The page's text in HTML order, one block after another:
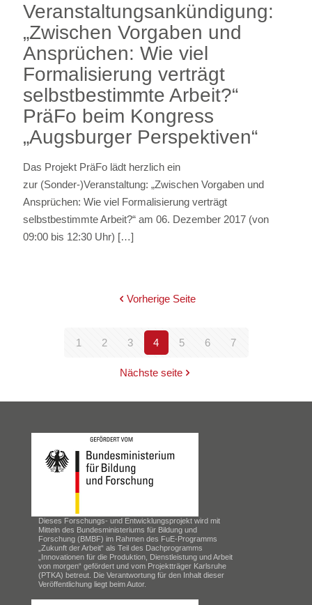
Veranstaltungsankündigung:
„Zwischen Vorgaben und
Ansprüchen: Wie viel
Formalisierung verträgt
selbstbestimmte Arbeit?“
PräFo beim Kongress
„Augsburger Perspektiven“
Das Projekt PräFo lädt herzlich ein
zur (Sonder-)Veranstaltung: „Zwischen Vorgaben und
Ansprüchen: Wie viel Formalisierung verträgt
selbstbestimmte Arbeit?“ am 06. Dezember 2017 (von
09:00 bis 12:30 Uhr) […]
Vorherige Seite
1 2 3 4 5 6 7
Nächste seite
Dieses Forschungs- und Entwicklungsprojekt wird mit
Mitteln des Bundesministeriums für Bildung und
Forschung (BMBF) im Rahmen des FuE-Programms
„Zukunft der Arbeit“ als Teil des Dachprogramms
„Innovationen für die Produktion, Dienstleistung und Arbeit
von morgen“ gefördert und vom Projektträger Karlsruhe
(PTKA) betreut. Die Verantwortung für den Inhalt dieser
Veröffentlichung liegt beim Autor.